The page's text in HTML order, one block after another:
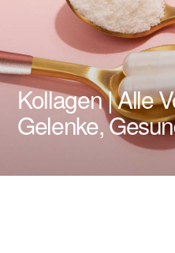
Kollagen | Alle
Gelenke,